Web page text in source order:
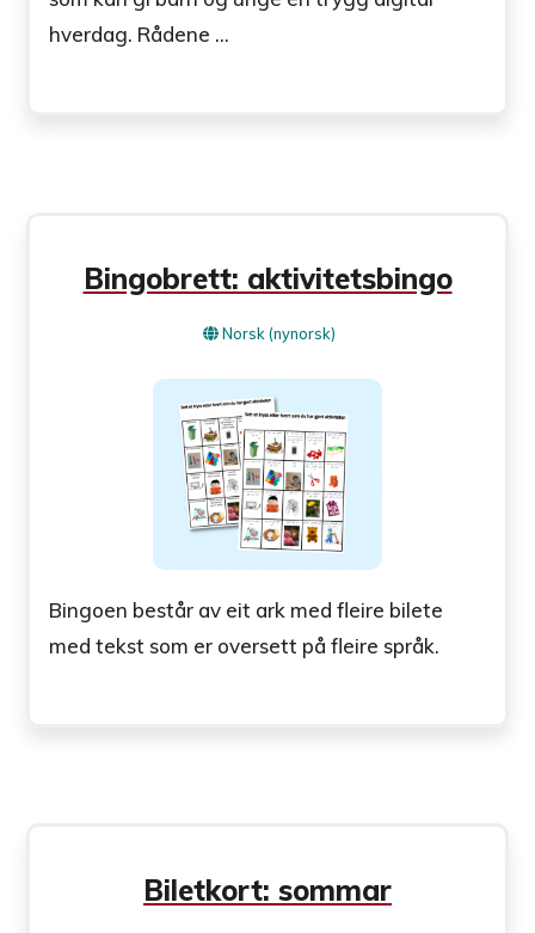
hverdag. Rådene ...
Bingobrett: aktivitetsbingo
Norsk (nynorsk)
Bingoen består av eit ark med fleire bilete
med tekst som er oversett på fleire språk.
Biletkort: sommar